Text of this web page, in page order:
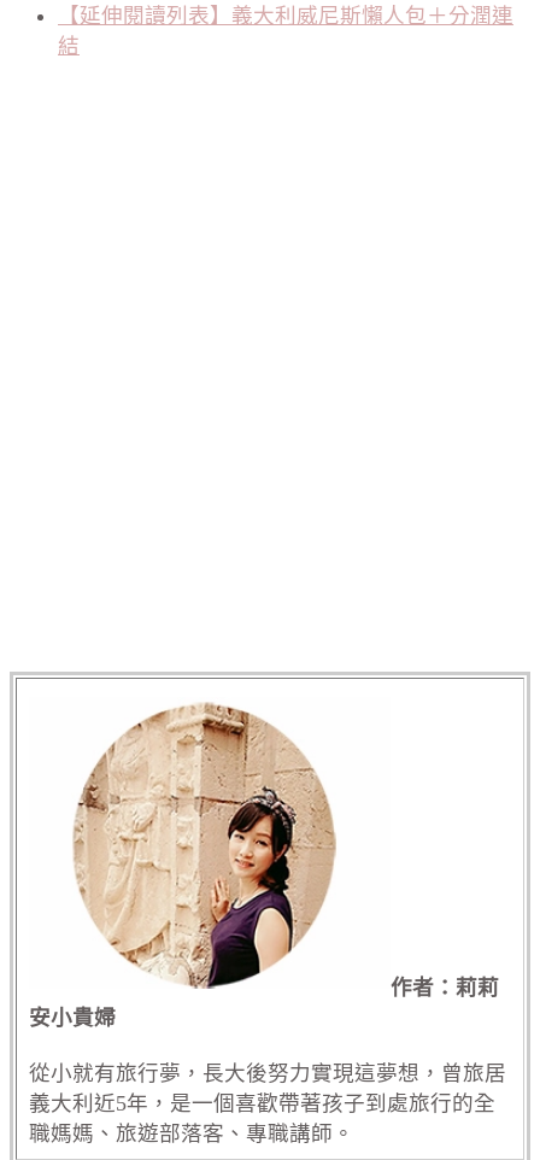
【延伸閱讀列表】義大利威尼斯懶人包＋分潤連
結
作者：莉莉
安小貴婦
從小就有旅行夢，長大後努力實現這夢想，曾旅居
義大利近5年，是一個喜歡帶著孩子到處旅行的全
職媽媽、旅遊部落客、專職講師。